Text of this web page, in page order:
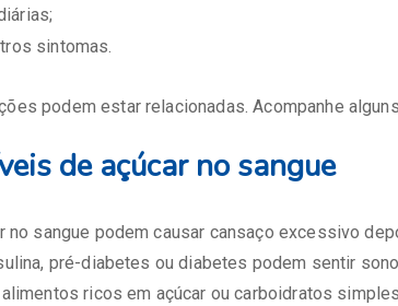
sintomas.
podem estar relacionadas. Acompanhe
de açúcar no sangue
no sangue podem causar cansaço excessivo
pré-diabetes ou diabetes podem sentir
ricos em açúcar ou carboidratos